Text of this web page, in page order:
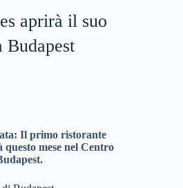
aprirà il suo
Budapest
Il primo ristorante
mese nel Centro